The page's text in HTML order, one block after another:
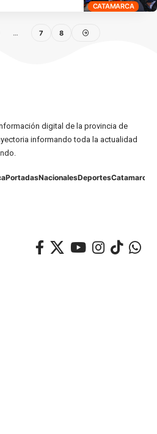
CATAMARCA
… 7 8
digital de la provincia de
informando toda la actualidad
PortadasNacionalesDeportesCatamarca